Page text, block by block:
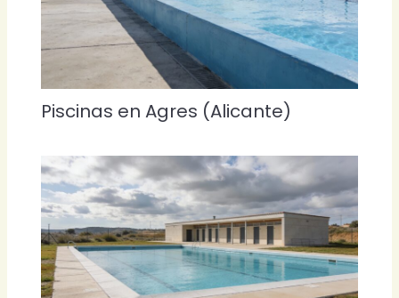
Piscinas en Agres (Alicante)